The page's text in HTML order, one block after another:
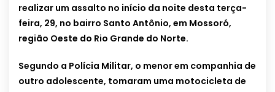
realizar um assalto no início da noite desta terça-
feira, 29, no bairro Santo Antônio, em Mossoró,
região Oeste do Rio Grande do Norte.
Segundo a Polícia Militar, o menor em companhia de
outro adolescente, tomaram uma motocicleta de